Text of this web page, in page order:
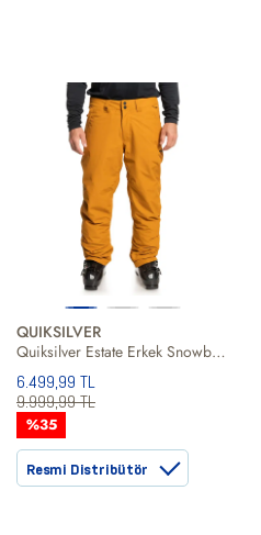
QUIKSILVER
Quiksilver Estate Erkek Snowboard Pantolonu
6.499,99 TL
9.999,99 TL
%35
Resmi Distribütör